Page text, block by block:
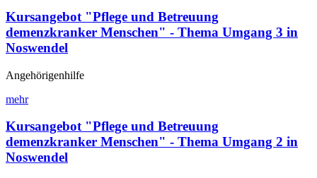
Kursangebot "Pflege und Betreuung
demenzkranker Menschen" - Thema Umgang 3 in
Noswendel
Angehörigenhilfe
mehr
Kursangebot "Pflege und Betreuung
demenzkranker Menschen" - Thema Umgang 2 in
Noswendel